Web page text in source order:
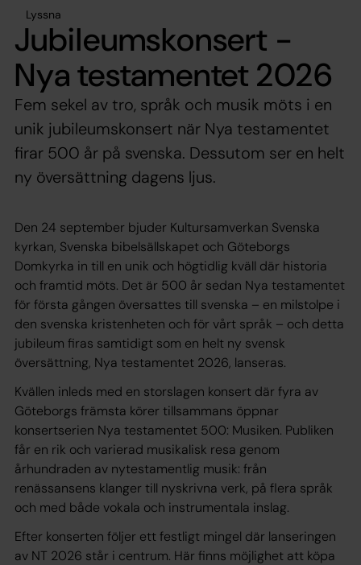
Lyssna
Jubileumskonsert -
Nya testamentet 2026
Fem sekel av tro, språk och musik möts i en
unik jubileumskonsert när Nya testamentet
firar 500 år på svenska. Dessutom ser en helt
ny översättning dagens ljus.
Den 24 september bjuder Kultursamverkan Svenska
kyrkan, Svenska bibelsällskapet och Göteborgs
Domkyrka in till en unik och högtidlig kväll där historia
och framtid möts. Det är 500 år sedan Nya testamentet
för första gången översattes till svenska – en milstolpe i
den svenska kristenheten och för vårt språk – och detta
jubileum firas samtidigt som en helt ny svensk
översättning, Nya testamentet 2026, lanseras.
Kvällen inleds med en storslagen konsert där fyra av
Göteborgs främsta körer tillsammans öppnar
konsertserien Nya testamentet 500: Musiken. Publiken
får en rik och varierad musikalisk resa genom
århundraden av nytestamentlig musik: från
renässansens klanger till nyskrivna verk, på flera språk
och med både vokala och instrumentala inslag.
Efter konserten följer ett festligt mingel där lanseringen
av NT 2026 står i centrum. Här finns möjlighet att köpa